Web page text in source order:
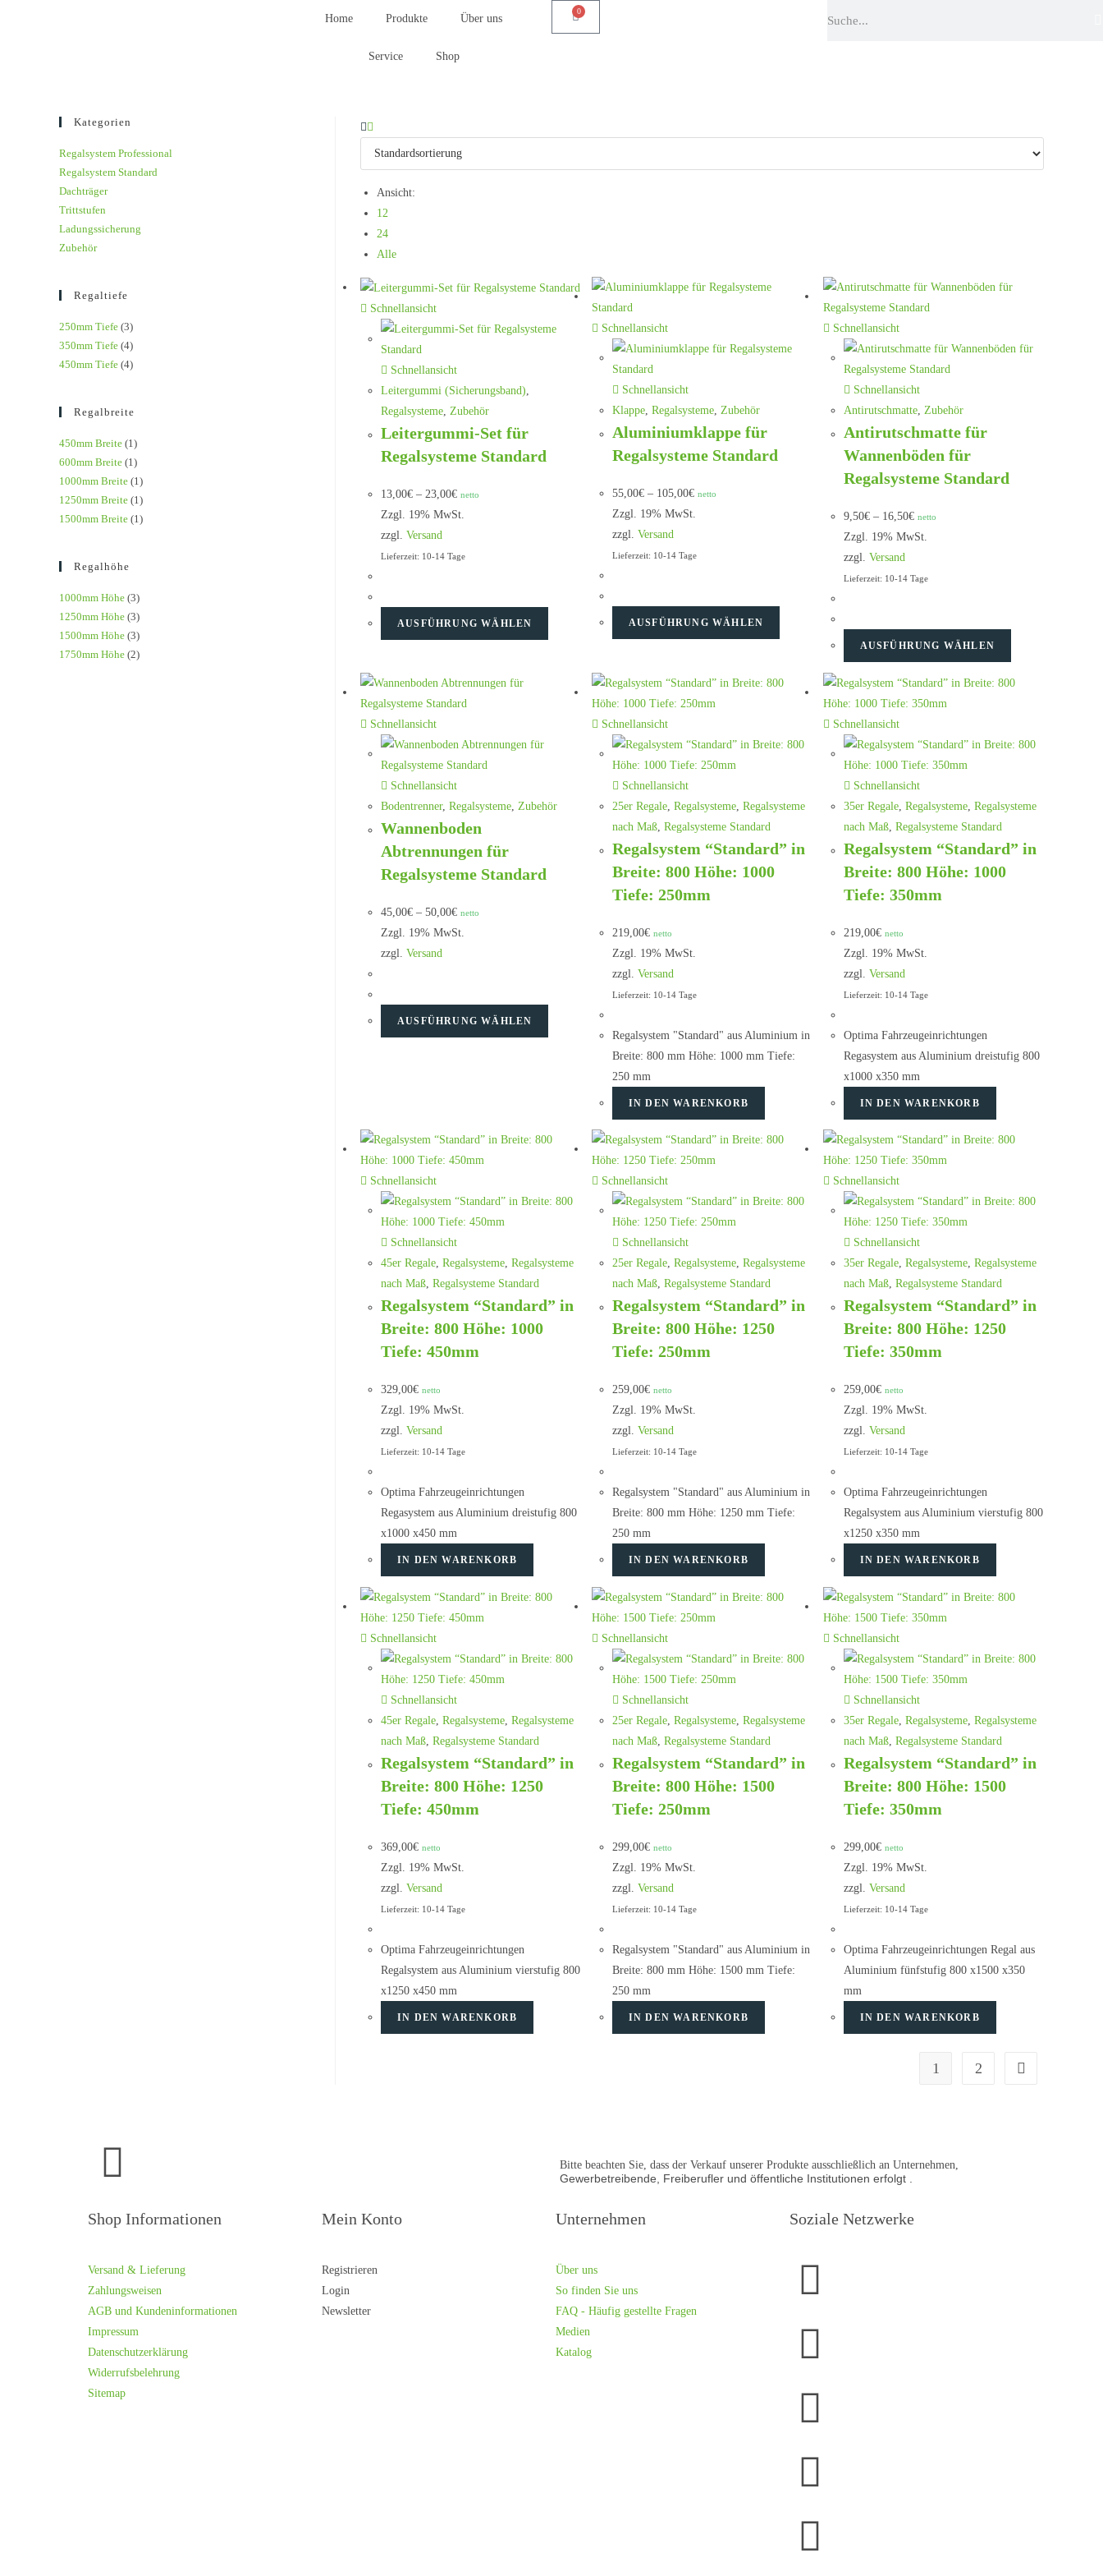
Home Produkte Über uns
Service Shop
0
Ansicht:
12
24
Alle
Schnellansicht
Schnellansicht
Leitergummi (Sicherungsband),
Regalsysteme, Zubehör
Leitergummi-Set für
Regalsysteme Standard
13,00€ – 23,00€ netto
Zzgl. 19% MwSt.
zzgl. Versand
Lieferzeit: 10-14 Tage
AUSFÜHRUNG WÄHLEN
Schnellansicht
Schnellansicht
Klappe, Regalsysteme, Zubehör
Aluminiumklappe für
Regalsysteme Standard
55,00€– 105,00€ netto
Zzgl. 19% MwSt.
zzgl. Versand
Lieferzeit: 10-14 Tage
AUSFÜHRUNG WÄHLEN
Schnellansicht
Schnellansicht
Antirutschmatte, Zubehör
Antirutschmatte für
Wannenböden für
Regalsysteme Standard
9,50€– 16,50€ netto
Zzgl. 19% MwSt.
zzgl. Versand
Lieferzeit: 10-14 Tage
AUSFÜHRUNG WÄHLEN
Schnellansicht
Schnellansicht
Bodentrenner, Regalsysteme Zubehör
Wannenboden
Abtrennungen für
Regalsysteme Standard
45,00€ – 50,00€ netto
Zzgl. 19% MwSt.
zzgl. Versand
AUSFÜHRUNG WÄHLEN
Schnellansicht
Schnellansicht
25er Regale, Regalsysteme, Regalsysteme
nach Maß, Regalsysteme Standard
Regalsystem “Standard” in
Breite: 800 Höhe: 1000
Tiefe: 250mm
219,00€ netto
Zzgl. 19% MwSt.
zzgl. Versand
Lieferzeit: 10-14 Tage
Regalsystem "Standard" aus Aluminium in
Breite: 800 mm Höhe: 1000 mm Tiefe:
250 mm
IN DEN WARENKORB
Schnellansicht
Schnellansicht
35er Regale, Regalsysteme, Regalsysteme
nach Maß, Regalsysteme Standard
Regalsystem “Standard” in
Breite: 800 Höhe: 1000
Tiefe: 350mm
219,00€ netto
Zzgl. 19% MwSt.
zzgl. Versand
Lieferzeit: 10-14 Tage
Optima Fahrzeugeinrichtungen
Regasystem aus Aluminium dreistufig 800
x1000 x350 mm
IN DEN WARENKORB
Schnellansicht
Schnellansicht
45er Regale, Regalsysteme, Regalsysteme
nach Maß, Regalsysteme Standard
Regalsystem “Standard” in
Breite: 800 Höhe: 1000
Tiefe: 450mm
329,00€ netto
Zzgl. 19% MwSt.
zzgl. Versand
Lieferzeit: 10-14 Tage
Optima Fahrzeugeinrichtungen
Regasystem aus Aluminium dreistufig 800
x1000 x450 mm
IN DEN WARENKORB
Schnellansicht
Schnellansicht
25er Regale, Regalsysteme, Regalsysteme
nach Maß, Regalsysteme Standard
Regalsystem “Standard” in
Breite: 800 Höhe: 1250
Tiefe: 250mm
259,00€ netto
Zzgl. 19% MwSt.
zzgl. Versand
Lieferzeit: 10-14 Tage
Regalsystem "Standard" aus Aluminium in
Breite: 800 mm Höhe: 1250 mm Tiefe:
250 mm
IN DEN WARENKORB
Schnellansicht
Schnellansicht
35er Regale, Regalsysteme, Regalsysteme
nach Maß, Regalsysteme Standard
Regalsystem “Standard” in
Breite: 800 Höhe: 1250
Tiefe: 350mm
259,00€ netto
Zzgl. 19% MwSt.
zzgl. Versand
Lieferzeit: 10-14 Tage
Optima Fahrzeugeinrichtungen
Regalsystem aus Aluminium vierstufig 800
x1250 x350 mm
IN DEN WARENKORB
Schnellansicht
Schnellansicht
45er Regale Regalsysteme Regalsysteme
nach Maß Regalsysteme Standard
Regalsystem “Standard” in
Breite: 800 Höhe: 1250
Tiefe: 450mm
369,00€ netto
Zzgl. 19% MwSt.
zzgl. Versand
Lieferzeit: 10-14 Tage
Optima Fahrzeugeinrichtungen
Regalsystem aus Aluminium vierstufig 800
x1250 x450 mm
IN DEN WARENKORB
Schnellansicht
Schnellansicht
25er Regale, Regalsysteme, Regalsysteme
nach Maß, Regalsysteme Standard
Regalsystem “Standard” in
Breite: 800 Höhe: 1500
Tiefe: 250mm
299,00€ netto
Zzgl. 19% MwSt.
zzgl. Versand
Lieferzeit: 10-14 Tage
Regalsystem "Standard" aus Aluminium in
Breite: 800 mm Höhe: 1500 mm Tiefe:
250 mm
IN DEN WARENKORB
Schnellansicht
Schnellansicht
35er Regale, Regalsysteme, Regalsysteme
nach Maß, Regalsysteme Standard
Regalsystem “Standard” in
Breite: 800 Höhe: 1500
Tiefe: 350mm
299,00€ netto
Zzgl. 19% MwSt.
zzgl. Versand
Lieferzeit: 10-14 Tage
Optima Fahrzeugeinrichtungen Regal aus
Aluminium fünfstufig 800 x1500 x350
mm
IN DEN WARENKORB
1 2
Kategorien
Regalsystem Professional
Regalsystem Standard
Dachträger
Trittstufen
Ladungssicherung
Zubehör
Regaltiefe
250mm Tiefe (3)
350mm Tiefe (4)
450mm Tiefe (4)
Regalbreite
450mm Breite (1)
600mm Breite (1)
1000mm Breite (1)
1250mm Breite (1)
1500mm Breite (1)
Regalhöhe
1000mm Höhe (3)
1250mm Höhe (3)
1500mm Höhe (3)
1750mm Höhe (2)
Bitte beachten Sie, dass der Verkauf unserer Produkte ausschließlich an Unternehmen,
Gewerbetreibende, Freiberufler und öffentliche Institutionen erfolgt .
Shop Informationen
Versand & Lieferung
Zahlungsweisen
AGB und Kundeninformationen
Impressum
Datenschutzerklärung
Widerrufsbelehrung
Sitemap
Mein Konto
Registrieren
Login
Newsletter
Unternehmen
Über uns
So finden Sie uns
FAQ - Häufig gestellte Fragen
Medien
Katalog
Soziale Netzwerke